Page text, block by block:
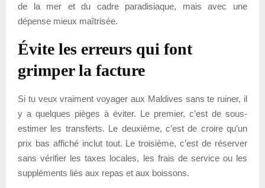
de la mer et du cadre paradisiaque, mais avec une
dépense mieux maîtrisée.
Évite les erreurs qui font
grimper la facture
Si tu veux vraiment voyager aux Maldives sans te ruiner, il
y a quelques pièges à éviter. Le premier, c’est de sous-
estimer les transferts. Le deuxième, c’est de croire qu’un
prix bas affiché inclut tout. Le troisième, c’est de réserver
sans vérifier les taxes locales, les frais de service ou les
suppléments liés aux repas et aux boissons.